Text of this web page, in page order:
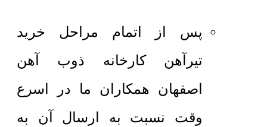
پس از اتمام مراحل خرید
تیرآهن کارخانه ذوب آهن
اصفهان همکاران ما در اسرع
وقت نسبت به ارسال آن به